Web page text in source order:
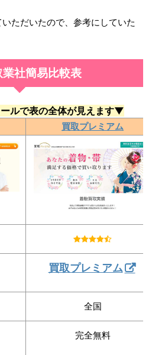
ただいたので、参考にしていた
社簡易比較表
ルで表の全体が見えます▼
買取プレミアム
買取プレミアム
全国
完全無料